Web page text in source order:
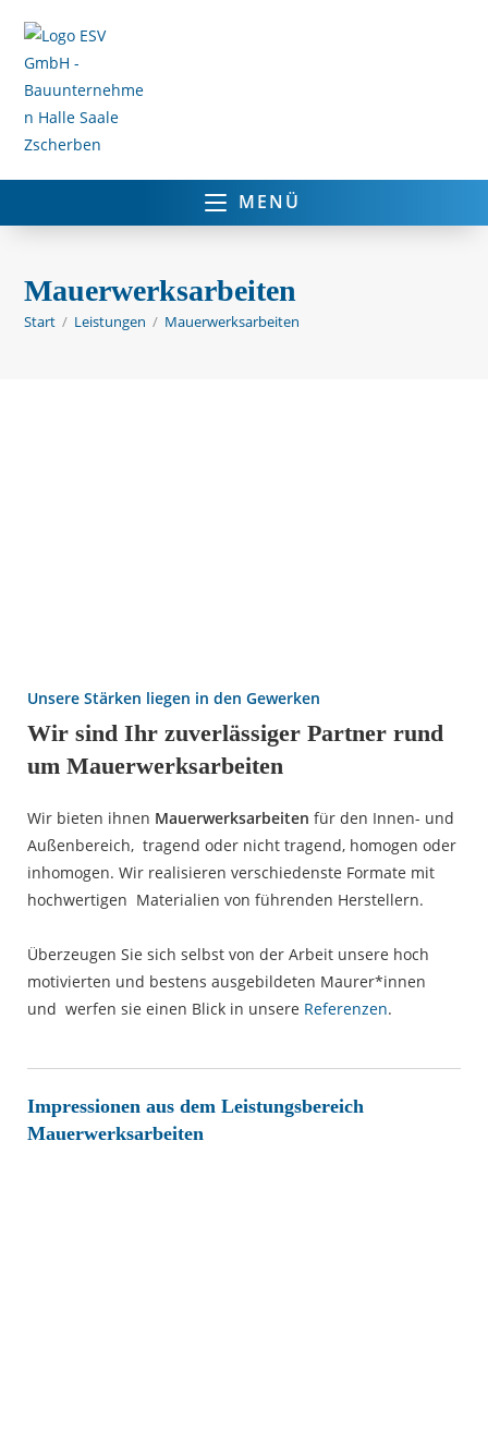
MENÜ
Mauerwerksarbeiten
Start / Leistungen / Mauerwerksarbeiten
Unsere Stärken liegen in den Gewerken
Wir sind Ihr zuverlässiger Partner rund
um Mauerwerksarbeiten
Wir bieten ihnen Mauerwerksarbeiten für den Innen- und
Außenbereich, tragend oder nicht tragend, homogen oder
inhomogen. Wir realisieren verschiedenste Formate mit
hochwertigen Materialien von führenden Herstellern.
Überzeugen Sie sich selbst von der Arbeit unsere hoch
motivierten und bestens ausgebildeten Maurer*innen
und werfen sie einen Blick in unsere Referenzen.
Impressionen aus dem Leistungsbereich
Mauerwerksarbeiten